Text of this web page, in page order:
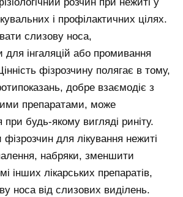
і профілактичних цілях.
слизову носа,
для інгаляцій або промивання
фізрозчину полягає в тому,
добре взаємодіє з
препаратами, може
при будь-якому вигляді риніту.
для лікування нежиті
набряки, зменшити
інших лікарських препаратів,
носа від слизових виділень.